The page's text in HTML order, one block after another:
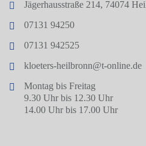
Jägerhausstraße 214, 74074
07131 94250
07131 942525
kloeters-heilbronn@t-online.de
Montag bis Freitag
9.30 Uhr bis 12.30 Uhr
14.00 Uhr bis 17.00 Uhr